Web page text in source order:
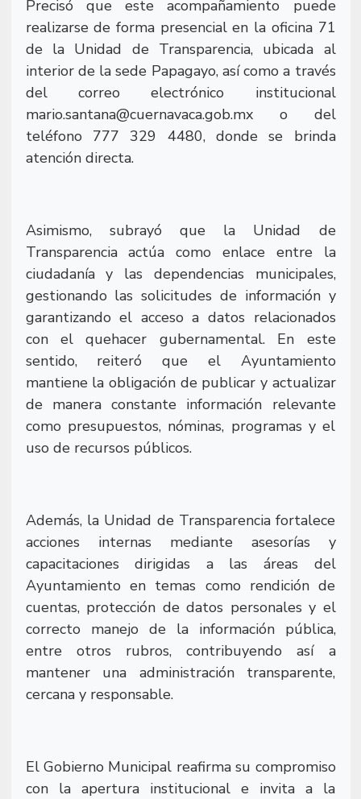
Precisó que este acompañamiento puede
realizarse de forma presencial en la oficina 71
de la Unidad de Transparencia, ubicada al
interior de la sede Papagayo, así como a través
del correo electrónico institucional
mario.santana@cuernavaca.gob.mx o del
teléfono 777 329 4480, donde se brinda
atención directa.
Asimismo, subrayó que la Unidad de
Transparencia actúa como enlace entre la
ciudadanía y las dependencias municipales,
gestionando las solicitudes de información y
garantizando el acceso a datos relacionados
con el quehacer gubernamental. En este
sentido, reiteró que el Ayuntamiento
mantiene la obligación de publicar y actualizar
de manera constante información relevante
como presupuestos, nóminas, programas y el
uso de recursos públicos.
Además, la Unidad de Transparencia fortalece
acciones internas mediante asesorías y
capacitaciones dirigidas a las áreas del
Ayuntamiento en temas como rendición de
cuentas, protección de datos personales y el
correcto manejo de la información pública,
entre otros rubros, contribuyendo así a
mantener una administración transparente,
cercana y responsable.
El Gobierno Municipal reafirma su compromiso
con la apertura institucional e invita a la